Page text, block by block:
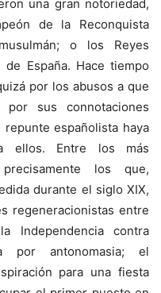
una gran notoriedad,
de la Reconquista
o los Reyes
España. Hace tiempo
por los abusos a que
sus connotaciones
españolista haya
ellos. Entre los más
los que,
durante el siglo XIX,
regeneracionistas entre
Independencia contra
por antonomasia; el
para una fiesta